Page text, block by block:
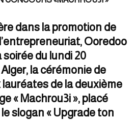
dans la promotion de
Ooredoo
du lundi 20
la cérémonie de
de la deuxième
« Machrou3i », placé
slogan « Upgrade ton